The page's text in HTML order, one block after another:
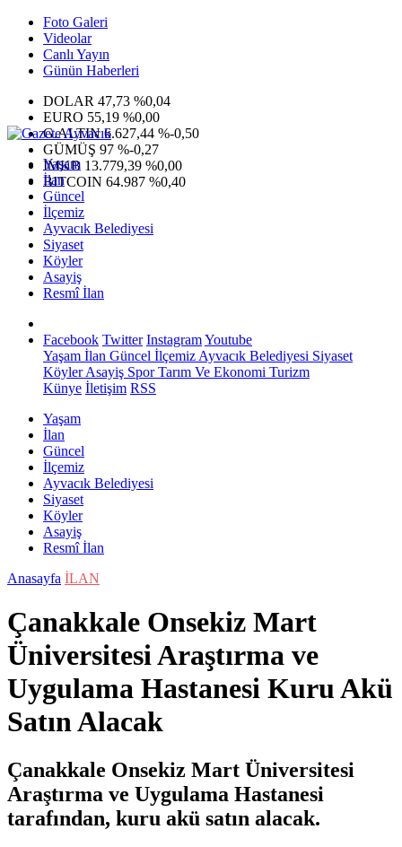
Foto Galeri
Videolar
Canlı Yayın
Günün Haberleri
DOLAR 47,73 %0,04
EURO 55,19 %0,00
G.ALTIN6.627,44 %-0,50
GÜMÜŞ 97 %-0,27
IMKB 13.779,39 %0,00
BITCOIN 64.987 %0,40
Yaşam
İlan
Güncel
İlçemiz
Ayvacık Belediyesi
Siyaset
Köyler
Asayiş
Resmî İlan
Facebook Twitter InstagramYoutube
Yaşam İlan Güncel İlçemiz Ayvacık Belediyesi Siyaset
KöylerAsayiş SporTarım Ve Ekonomi Turizm
Künye İletişim RSS
Yaşam
İlan
Güncel
İlçemiz
Ayvacık Belediyesi
Siyaset
Köyler
Asayiş
Resmî İlan
Anasayfa İLAN
Çanakkale Onsekiz Mart
Üniversitesi Araştırma ve
Uygulama Hastanesi Kuru Akü
Satın Alacak
Çanakkale Onsekiz Mart Üniversitesi
Araştırma ve Uygulama Hastanesi
tarafından, kuru akü satın alacak.